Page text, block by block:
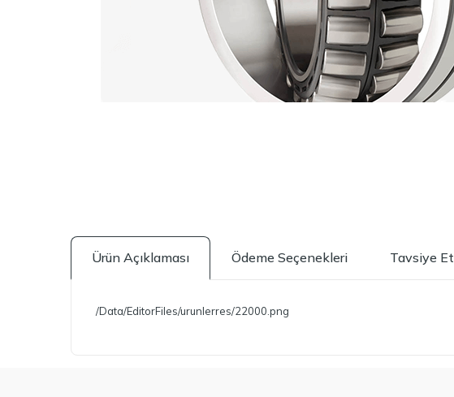
Ürün Açıklaması Ödeme Seçenekleri Tavsiye Et
/Data/EditorFiles/urunlerres/22000.png